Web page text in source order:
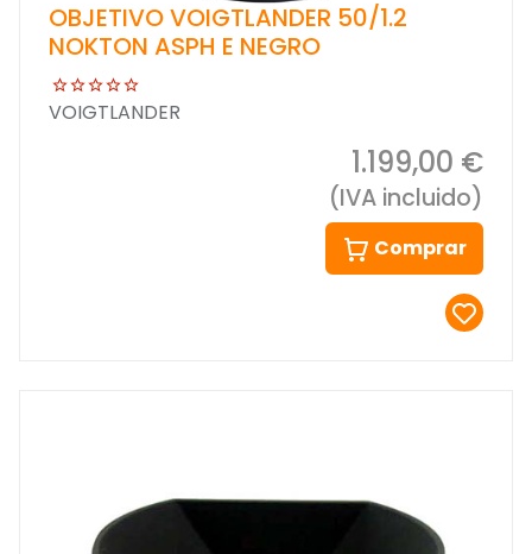
OBJETIVO VOIGTLANDER 50/1.2
NOKTON ASPH E NEGRO
VOIGTLANDER
1.199,00 €
(IVA incluido)
Comprar